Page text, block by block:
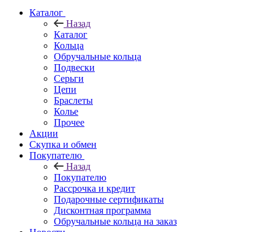
Каталог
Назад
Каталог
Кольца
Обручальные кольца
Подвески
Серьги
Цепи
Браслеты
Колье
Прочее
Акции
Скупка и обмен
Покупателю
Назад
Покупателю
Рассрочка и кредит
Подарочные сертификаты
Дисконтная программа
Обручальные кольца на заказ